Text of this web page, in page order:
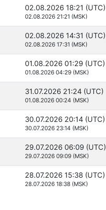
02.08.2026 18:21 (UTC)
02.08.2026 21:21 (MSK)
02.08.2026 14:31 (UTC)
02.08.2026 17:31 (MSK)
01.08.2026 01:29 (UTC)
01.08.2026 04:29 (MSK)
31.07.2026 21:24 (UTC)
01.08.2026 00:24 (MSK)
30.07.2026 20:14 (UTC)
30.07.2026 23:14 (MSK)
29.07.2026 06:09 (UTC)
29.07.2026 09:09 (MSK)
28.07.2026 15:38 (UTC)
28.07.2026 18:38 (MSK)